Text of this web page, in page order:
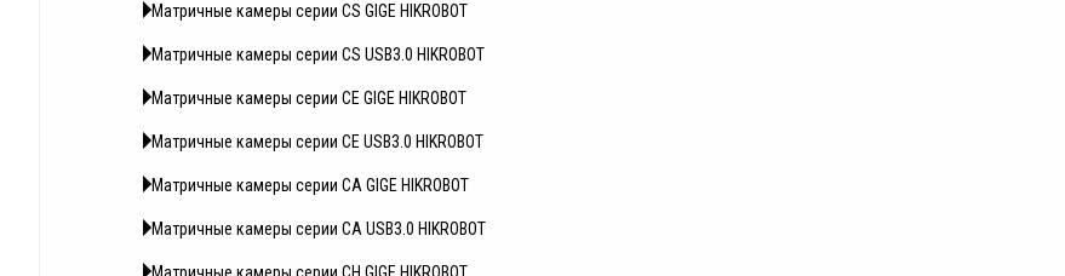
Матричные камеры серии CS GIGE HIKROBOT
Матричные камеры серии CS USB3.0 HIKROBOT
Матричные камеры серии CE GIGE HIKROBOT
Матричные камеры серии CE USB3.0 HIKROBOT
Матричные камеры серии CA GIGE HIKROBOT
Матричные камеры серии CA USB3.0 HIKROBOT